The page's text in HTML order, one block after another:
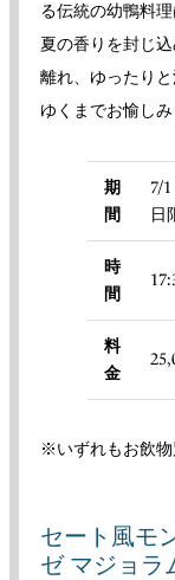
る伝統の幼鴨料
夏の香りを封じ
離れ、ゆったり
ゆくまでお愉しみ
期
間
7/
日
時
間
料
金
※いずれもお飲物
セート風モ
ゼ マジョラ